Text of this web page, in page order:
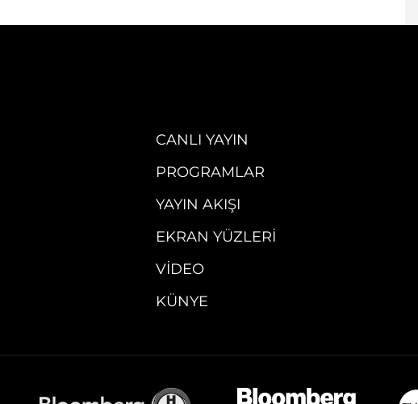
CANLI YAYIN
PROGRAMLAR
YAYIN AKIŞI
EKRAN YÜZLERI
VIDEO
KÜNYE